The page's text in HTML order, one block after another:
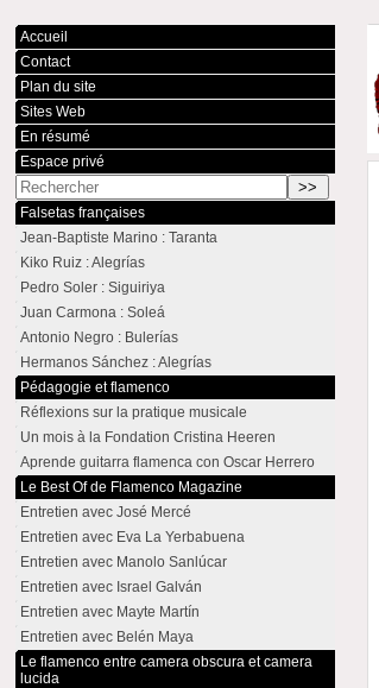
Accueil
Contact
Plan du site
Sites Web
En résumé
Espace privé
Falsetas françaises
Jean-Baptiste Marino : Taranta
Kiko Ruiz : Alegrías
Pedro Soler : Siguiriya
Juan Carmona : Soleá
Antonio Negro : Bulerías
Hermanos Sánchez : Alegrías
Pédagogie et flamenco
Réflexions sur la pratique musicale
Un mois à la Fondation Cristina Heeren
Aprende guitarra flamenca con Oscar Herrero
Le Best Of de Flamenco Magazine
Entretien avec José Mercé
Entretien avec Eva La Yerbabuena
Entretien avec Manolo Sanlúcar
Entretien avec Israel Galván
Entretien avec Mayte Martín
Entretien avec Belén Maya
Le flamenco entre camera obscura et camera
lucida